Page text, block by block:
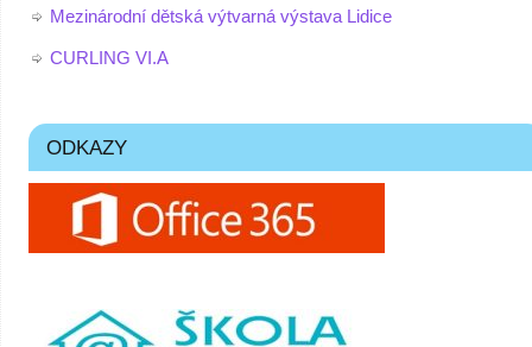
Mezinárodní dětská výtvarná výstava Lidice
CURLING VI.A
ODKAZY